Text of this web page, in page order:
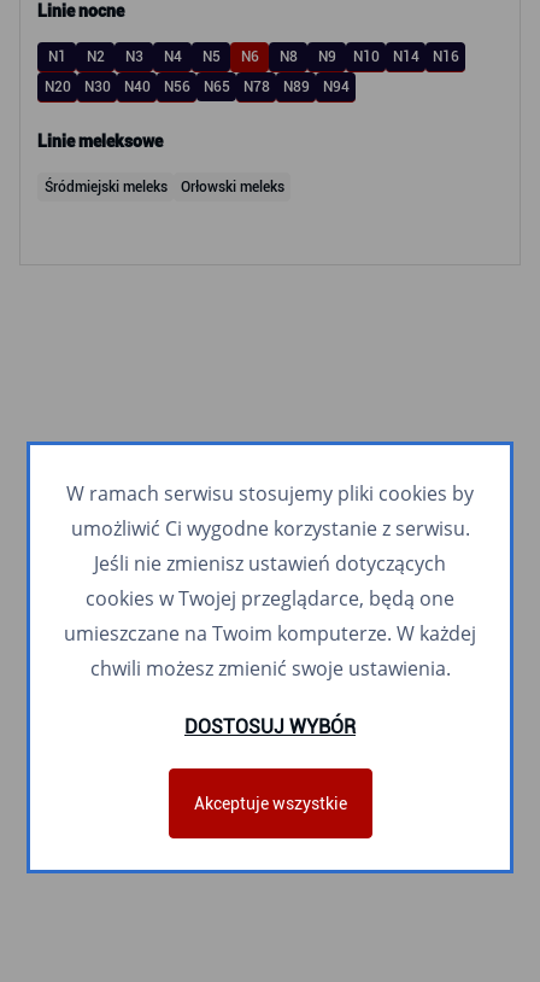
Linie nocne
N1 N2 N3 N4 N5 N6 N8 N9 N10 N14
N16
N20
N30 N40 N56 N65 N78 N89 N94
Linie meleksowe
Śródmiejski meleks Orłowski meleks
W ramach serwisu stosujemy pliki cookies by
umożliwić Ci wygodne korzystanie z serwisu.
Jeśli nie zmienisz ustawień dotyczących
cookies w Twojej przeglądarce, będą one
umieszczane na Twoim komputerze. W każdej
chwili możesz zmienić swoje ustawienia.
DOSTOSUJ WYBÓR
Akceptuje wszystkie